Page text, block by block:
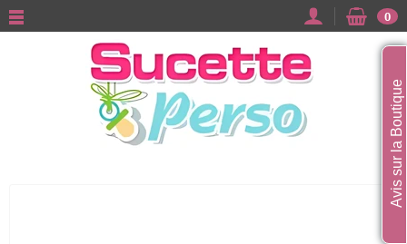
0
Avis sur la Boutique